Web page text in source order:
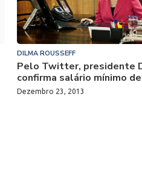
DILMA ROUSSEFF
Pelo Twitter, presidente
confirma salário mínimo
Dezembro 23, 2013